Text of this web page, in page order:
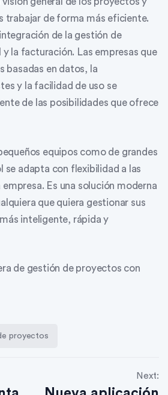
trabajar de forma más eficiente.
de la gestión de
la facturación. Las empresas que
basadas en datos, la
y la facilidad de uso se
de las posibilidades que ofrece
equipos como de grandes
se adapta con flexibilidad a las
Es una solución moderna
que quiera gestionar sus
inteligente, rápida y
de gestión de proyectos con
proyectos
Next: